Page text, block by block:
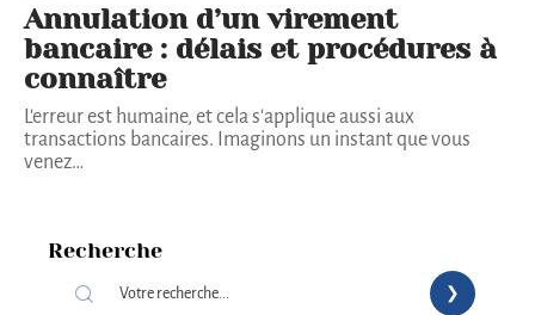
Annulation d’un virement
bancaire : délais et procédures à
connaître
L'erreur est humaine, et cela s'applique aussi aux
transactions bancaires. Imaginons un instant que vous
venez…
Recherche